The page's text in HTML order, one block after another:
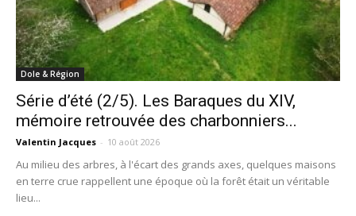
Dole & Région
Série d’été (2/5). Les Baraques du XIV,
mémoire retrouvée des charbonniers...
Valentin Jacques - 10 août 2026
Au milieu des arbres, à l'écart des grands axes, quelques maisons
en terre crue rappellent une époque où la forêt était un véritable
lieu...